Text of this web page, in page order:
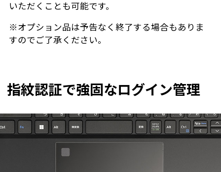
いただくことも可能です。
※オプション品は予告なく終了する場合もありま
すのでご了承ください。
指紋認証で強固なログイン管理